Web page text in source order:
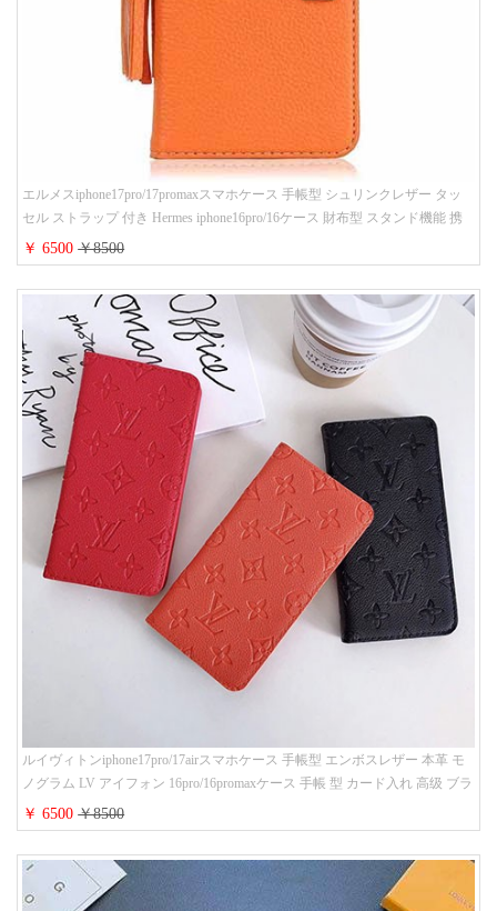
エルメスiphone17pro/17promaxスマホケース 手帳型 シュリンクレザー タッ
セル ストラップ 付き Hermes iphone16pro/16ケース 財布型 スタンド機能 携
帯カバー ハイ ブランド アイフォーン15/14/13ケース 手帳 レディース 人気
￥ 6500￥8500
ルイヴィトンiphone17pro/17airスマホケース 手帳型 エンボスレザー 本革 モ
ノグラム LV アイフォン 16pro/16promaxケース 手帳 型 カード入れ 高级 ブラ
ンド iPhone 15/14/13 proケース 手帳型 男女通用 大人かわいい
￥ 6500￥8500